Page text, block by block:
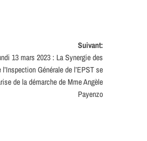
Suivant:
13 mars 2023 : La Synergie des
Générale de l’EPST se
de la démarche de Mme Angèle
Payenzo